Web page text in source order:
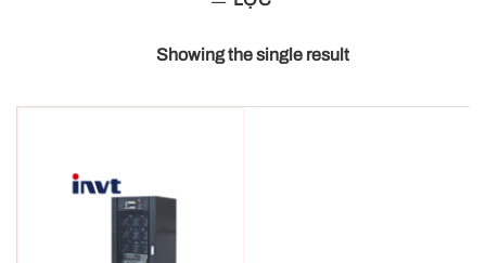
Showing the single result